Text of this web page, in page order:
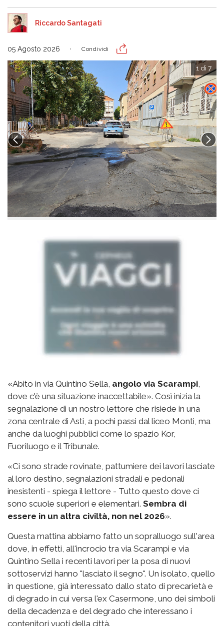
Riccardo Santagati
05 Agosto 2026 Condividi
1 di 7
«Abito in via Quintino Sella, angolo via Scarampi,
dove c'è una situazione inaccettabile». Così inizia la
segnalazione di un nostro lettore che risiede in una
zona centrale di Asti, a pochi passi dal liceo Monti, ma
anche da luoghi pubblici come lo spazio Kor,
Fuoriluogo e il Tribunale.
«Ci sono strade rovinate, pattumiere dei lavori lasciate
al loro destino, segnalazioni stradali e pedonali
inesistenti - spiega il lettore - Tutto questo dove ci
sono scuole superiori e elementari. Sembra di
essere in un altra civiltà, non nel 2026».
Questa mattina abbiamo fatto un sopralluogo sull'area
dove, in effetti, all'incrocio tra via Scarampi e via
Quintino Sella i recenti lavori per la posa di nuovi
sottoservizi hanno "lasciato il segno". Un isolato, quello
in questione, già interessato dallo stato di precarietà e
di degrado in cui versa l'ex Casermone, uno dei simboli
della decadenza e del degrado che interessano i
contenitori vuoti della città.